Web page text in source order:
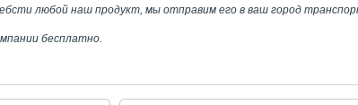
любой наш продукт, мы отправим его в ваш город
бесплатно.